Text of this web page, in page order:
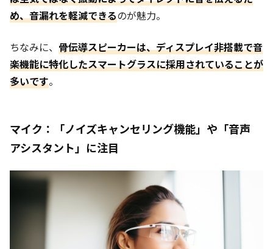
め、音漏れを軽減できるのが魅力。
ちなみに、 骨伝導スピーカーは、ディスプレイ非搭載で音
楽機能に特化したスマートグラスに採用されていることが
多いです。
マイク：「ノイズキャンセリング機能」や「音声
アシスタント」に注目